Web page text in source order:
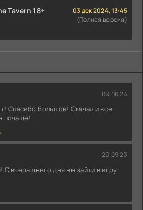
Tavern 18+
03 дек 2024, 13:45
(Полная версия)
09.06.24
Спасибо большое! Скачал и все
почаще!
20.09.23
С вчерашнего дня не зайти в игру